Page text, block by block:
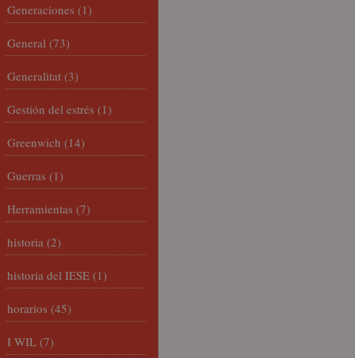
Generaciones (1)
General (73)
Generalitat (3)
Gestión del estrés (1)
Greenwich (14)
Guerras (1)
Herramientas (7)
historia (2)
historia del IESE (1)
horarios (45)
I WIL (7)